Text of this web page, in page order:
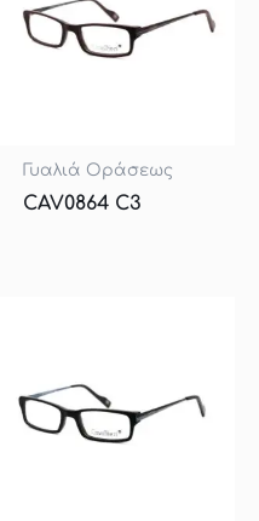
Γυαλιά Οράσεως
CAV0864 C3